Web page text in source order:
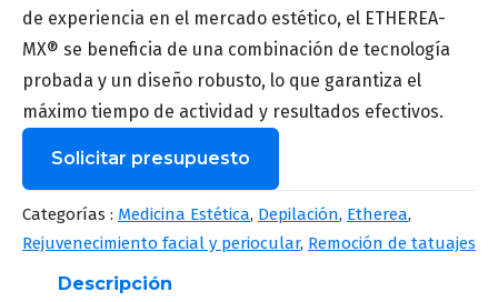
de experiencia en el mercado estético, el ETHEREA-
MX® se beneficia de una combinación de tecnología
probada y un diseño robusto, lo que garantiza el
máximo tiempo de actividad y resultados efectivos.
Solicitar presupuesto
Contenido especializado para
profesionales de la salud. No
realizamos tratamientos a pacientes ni
público general.
Categorías : Medicina Estética, Depilación, Etherea,
Rejuvenecimiento facial y periocular, Remoción de tatuajes
Descripción